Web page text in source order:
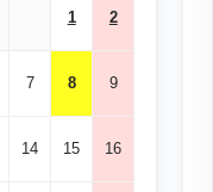
1 2
7 8 9
14 15 16